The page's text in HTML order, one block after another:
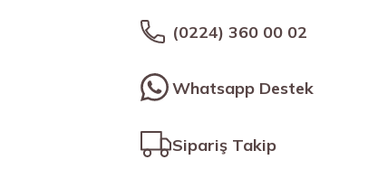
(0224) 360 00 02
Whatsapp Destek
Sipariş Takip